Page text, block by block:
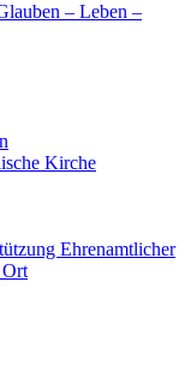
– Leben –
Kirche
Ehrenamtlicher